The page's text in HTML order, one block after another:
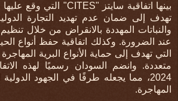
بينها اتفاقية سايتز "CITES" التي وقع عليها في
تهدف إلى ضمان عدم تهديد التجارة الدولية
والنباتات المهددة بالانقراض من خلال
عند الضرورة. وكذلك
اتفاقية حفظ أنواع
التي تهدف إلى حماية الأنواع البرية
متعددة. وانضم السودان رسميًا لهذه
2024، مما يجعله طرفًا في الجهود الدولية
المهاجرة.